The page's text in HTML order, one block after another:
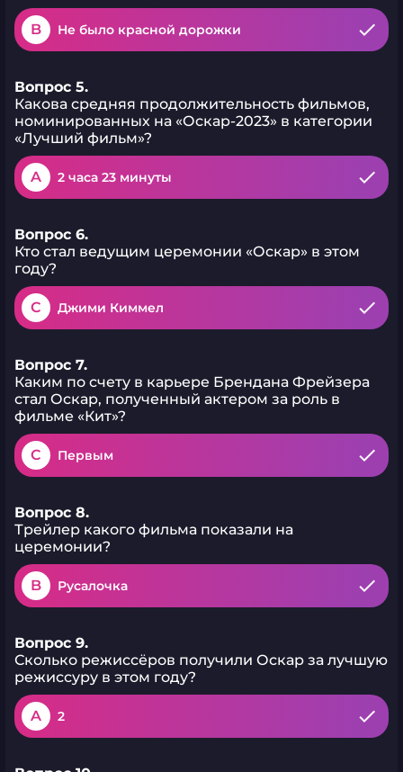
B Не было красной дорожки
Вопрос 5.
Какова средняя продолжительность фильмов,
номинированных на «Оскар-2023» в категории
«Лучший фильм»?
A 2 часа 23 минуты
Вопрос 6.
Кто стал ведущим церемонии «Оскар» в этом
году?
C Джими Киммел
Вопрос 7.
Каким по счету в карьере Брендана Фрейзера
стал Оскар, полученный актером за роль в
фильме «Кит»?
C Первым
Вопрос 8.
Трейлер какого фильма показали на
церемонии?
B Русалочка
Вопрос 9.
Сколько режиссёров получили Оскар за лучшую
режиссуру в этом году?
A 2